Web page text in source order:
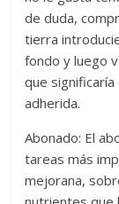
de duda,
tierra
fondo y luego
que
adherida.
Abonado: El
tareas más
mejorana,